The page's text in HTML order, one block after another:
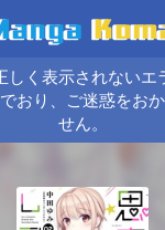
しく表示されないエ
おり、ご迷惑をお
せん。